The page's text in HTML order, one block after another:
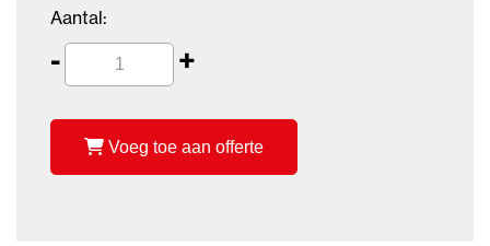
Aantal:
- +
Voeg toe aan offerte